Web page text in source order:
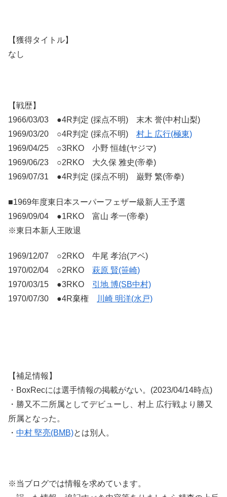
【獲得タイトル】
なし
【戦歴】
1966/03/03 ●4R判定 (採点不明) 末木 誉(中村山梨)
1969/03/20 ○4R判定 (採点不明) 村上 広行(極東)
1969/04/25 ○3RKO 小野 恒雄(ヤジマ)
1969/06/23 ○2RKO 大久保 雅史(帝拳)
1969/07/31 ●4R判定 (採点不明) 巌野 繁(帝拳)
■1969年度東日本スーパーフェザー級新人王予選
1969/09/04 ●1RKO 富山 孝一(帝拳)
※東日本新人王敗退
1969/12/07 ○2RKO 牛尾 孝治(アベ)
1970/02/04 ○2RKO 萩原 賢(笹崎)
1970/03/15 ●3RKO 引地 博(SB中村)
1970/07/30 ●4R棄権
川崎 明洋(水戸)
【補足情報】
・BoxRecには選手情報の掲載がない。(2023/04/14時点)
・勝又不二所属としてデビューし、村上 広行戦より勝又
所属となった。
・ 中村 堅亮(BMB)とは別人。
※当ブログでは情報を求めています。